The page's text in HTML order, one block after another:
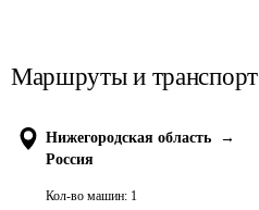
Маршруты и транспорт
Нижегородская область
→
Россия
Кол-во машин: 1